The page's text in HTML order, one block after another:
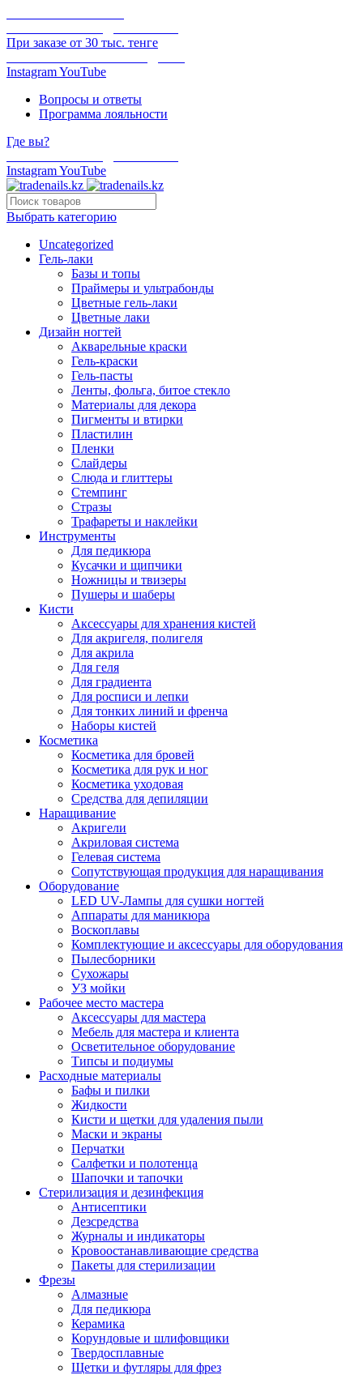
При заказе от 30 тыс. тенге
InstagramYouTube
Вопросы и ответы
Программа лояльности
Где вы?
InstagramYouTube
Выбрать категорию
Uncategorized
Гель-лаки
Базы и топы
Праймеры и ультрабонды
Цветные гель-лаки
Цветные лаки
Дизайн ногтей
Акварельные краски
Гель-краски
Гель-пасты
Ленты, фольга, битое стекло
Материалы для декора
Пигменты и втирки
Пластилин
Пленки
Слайдеры
Слюда и глиттеры
Стемпинг
Стразы
Трафареты и наклейки
Инструменты
Для педикюра
Кусачки и щипчики
Ножницы и твизеры
Пушеры и шаберы
Кисти
Аксессуары для хранения кистей
Для акригеля, полигеля
Для акрила
Для геля
Для градиента
Для росписи и лепки
Для тонких линий и френча
Наборы кистей
Косметика
Косметика для бровей
Косметика для рук и ног
Косметика уходовая
Средства для депиляции
Наращивание
Акригели
Акриловая система
Гелевая система
Сопутствующая продукция для наращивания
Оборудование
LED UV-Лампы для сушки ногтей
Аппараты для маникюра
Воскоплавы
Комплектующие и аксессуары для оборудования
Пылесборники
Сухожары
УЗ мойки
Рабочее место мастера
Аксессуары для мастера
Мебель для мастера и клиента
Осветительное оборудование
Типсы и подиумы
Расходные материалы
Бафы и пилки
Жидкости
Кисти и щетки для удаления пыли
Маски и экраны
Перчатки
Салфетки и полотенца
Шапочки и тапочки
Стерилизация и дезинфекция
Антисептики
Дезсредства
Журналы и индикаторы
Кровоостанавливающие средства
Пакеты для стерилизации
Фрезы
Алмазные
Для педикюра
Керамика
Корундовые и шлифовщики
Твердосплавные
Щетки и футляры для фрез